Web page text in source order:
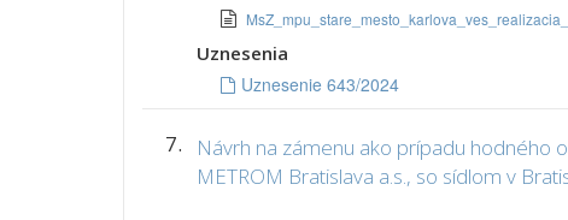
Uznesenia
Uznesenie 643/2024
7.
Návrh na zámenu ako prípadu hodného
METROM Bratislava a.s., so sídlom v